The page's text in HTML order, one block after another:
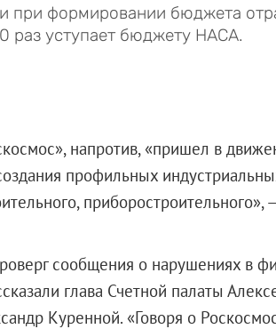
при формировании бюджета
раз уступает бюджету НАСА.
напротив, «пришел в
профильных
приборостроительного»,
сообщения о нарушениях в
глава Счетной палаты
Куренной. «Говоря о